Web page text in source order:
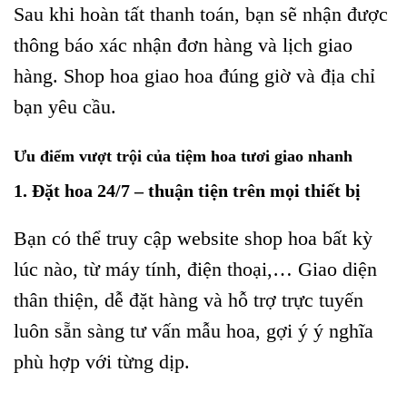
Sau khi hoàn tất thanh toán, bạn sẽ nhận được
thông báo xác nhận đơn hàng và lịch giao
hàng. Shop hoa giao hoa đúng giờ và địa chỉ
bạn yêu cầu.
Ưu điểm vượt trội của tiệm hoa tươi giao nhanh
1. Đặt hoa 24/7 – thuận tiện trên mọi thiết bị
Bạn có thể truy cập website shop hoa bất kỳ
lúc nào, từ máy tính, điện thoại,… Giao diện
thân thiện, dễ đặt hàng và hỗ trợ trực tuyến
luôn sẵn sàng tư vấn mẫu hoa, gợi ý ý nghĩa
phù hợp với từng dịp.